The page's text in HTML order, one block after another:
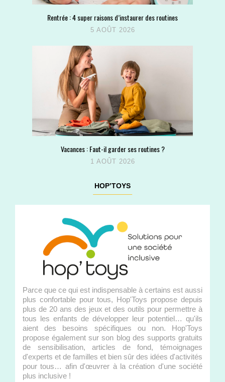
Rentrée : 4 super raisons d’instaurer des routines
5 AOÛT 2026
Vacances : Faut-il garder ses routines ?
1 AOÛT 2026
HOP’TOYS
Parce que ce qui est indispensable à certains est aussi
plus confortable pour tous, Hop'Toys propose depuis
plus de 20 ans des jeux et des outils pour permettre à
tous les enfants de développer leur potentiel… qu'ils
aient des besoins spécifiques ou non. Hop'Toys
propose également sur son blog des supports gratuits
de sensibilisation, articles de fond, témoignages
d'experts et de familles et bien sûr des idées d'activités
pour tous… afin d'œuvrer à la création d'une société
plus inclusive !